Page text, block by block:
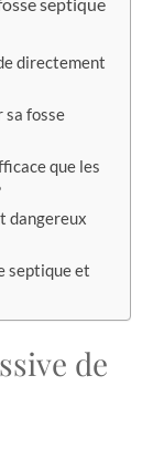
directement
sa fosse
que les
dangereux
septique et
de